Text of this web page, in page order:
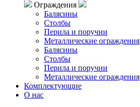
Ограждения
Балясины
Столбы
Перила и поручни
Металлические ограждения
Балясины
Столбы
Перила и поручни
Металлические ограждения
Комплектующие
О нас